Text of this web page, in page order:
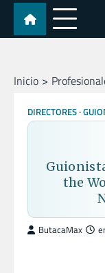
Skip
content
Inicio
DIRECTORES
the
ButacaMax